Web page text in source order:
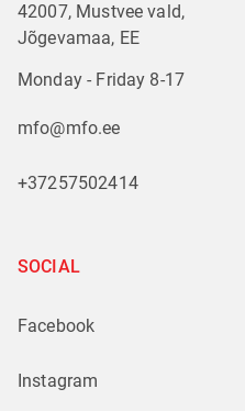
42007, Mustvee vald,
Jõgevamaa, EE
Monday - Friday 8-17
mfo@mfo.ee
+37257502414
SOCIAL
Facebook
Instagram